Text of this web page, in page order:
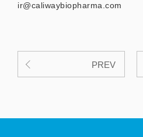
ir@caliwaybiopharma.com
PREV